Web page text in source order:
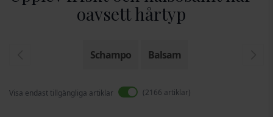
oavsett hårtyp
Schampo Balsam
Visa endast tillgängliga artiklar 2166 artiklar